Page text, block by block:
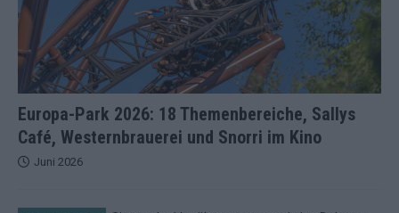
Europa-Park 2026: 18 Themenbereiche, Sallys
Café, Westernbrauerei und Snorri im Kino
Juni 2026